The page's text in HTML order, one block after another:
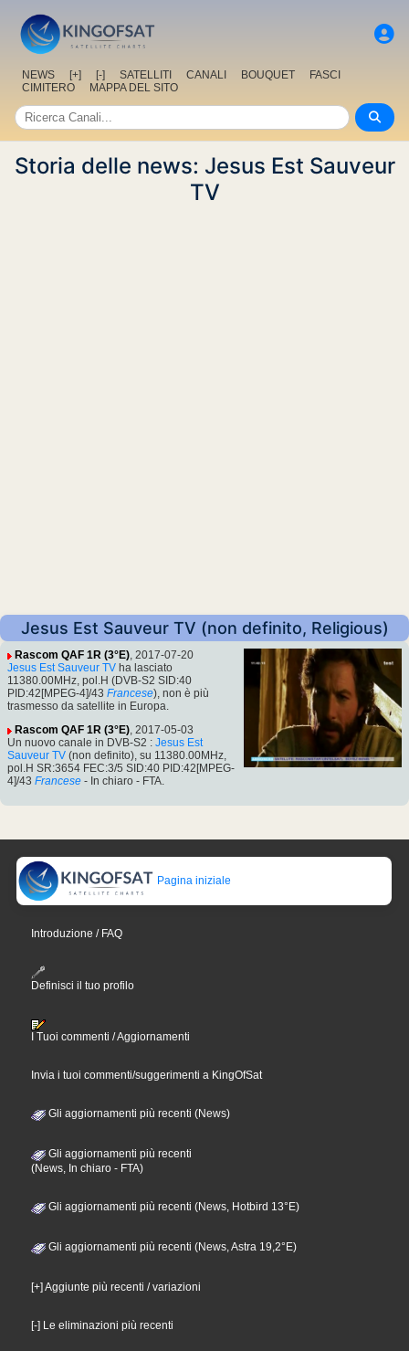
NEWS [+] [-] SATELLITI CANALI BOUQUET
FASCI
CIMITERO
MAPPA DEL SITO
Storia delle news: Jesus Est Sauveur
TV
Jesus Est Sauveur TV (non definito, Religious)
Rascom QAF 1R (3°E), 2017-07-20
Jesus Est Sauveur TV ha lasciato
11380.00MHz, pol.H (DVB-S2 SID:40
PID:42[MPEG-4]/43 Francese), non è più
trasmesso da satellite in Europa.
Rascom QAF 1R (3°E), 2017-05-03
Un nuovo canale in DVB-S2 : Jesus Est
Sauveur TV (non definito), su 11380.00MHz,
pol.H SR:3654 FEC:3/5 SID:40 PID:42[MPEG-
4]/43 Francese - In chiaro - FTA.
Pagina iniziale
Introduzione / FAQ
Definisci il tuo profilo
I Tuoi commenti / Aggiornamenti
Invia i tuoi commenti/suggerimenti a KingOfSat
Gli aggiornamenti più recenti (News)
Gli aggiornamenti più recenti
(News, In chiaro - FTA)
Gli aggiornamenti più recenti (News, Hotbird 13°E)
Gli aggiornamenti più recenti (News, Astra 19,2°E)
[+] Aggiunte più recenti / variazioni
[-] Le eliminazioni più recenti